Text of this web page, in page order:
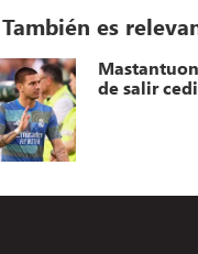
También es
de salir